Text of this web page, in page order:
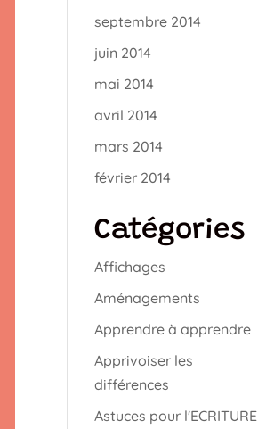
septembre 2014
juin 2014
mai 2014
avril 2014
mars 2014
février 2014
Catégories
Affichages
Aménagements
Apprendre à apprendre
Apprivoiser les
différences
Astuces pour l'ECRITURE